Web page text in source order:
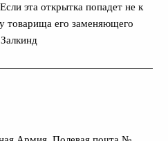
эта открытка попадет не к
его заменяющего